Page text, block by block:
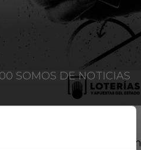
SOMOS DE NOTICIAS
a paso, los leones han